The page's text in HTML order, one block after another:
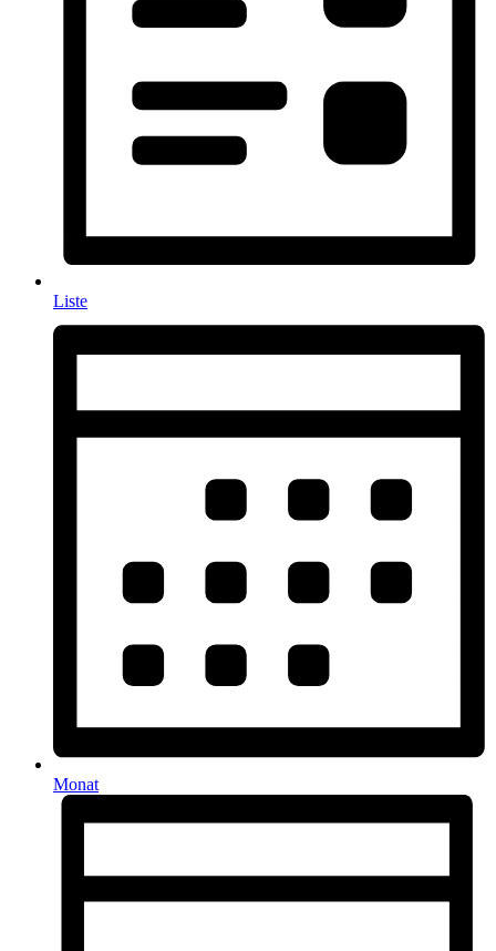
Liste
Monat